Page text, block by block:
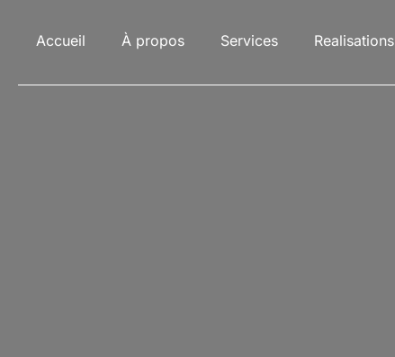
Accueil À propos Services Realisations